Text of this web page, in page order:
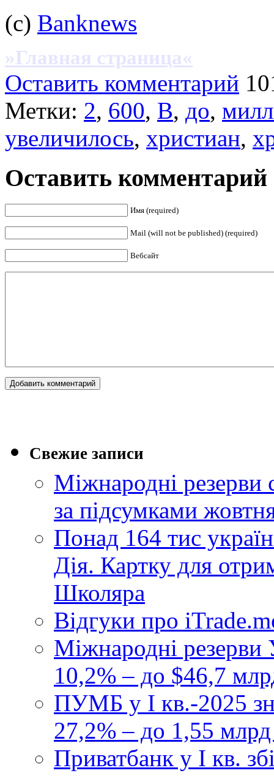
(c) Banknews
»Главная страница«
Оставить комментарий
Метки: 2, 600, В, до,
увеличилось, христиан,
Оставить комментарий
Имя (required)
Mail (will not be published) (required)
Вебсайт
Свежие записи
Міжнародні
за підсумками
Понад 164 тис
Дія. Картку для
Школяра
Відгуки про
Міжнародні резерви
10,2% – до $46,7
ПУМБ у I кв.-2025
27,2% – до 1,55
Приватбанк у І кв.